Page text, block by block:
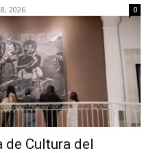
2026 0
de Cultura del